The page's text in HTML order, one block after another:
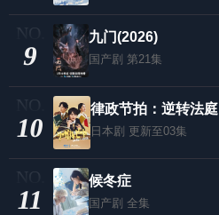
9
九门(2026)
国产剧 第21集
10
律政节拍：逆转法庭
日本剧 更新至03集
11
候冬症
国产剧 全集